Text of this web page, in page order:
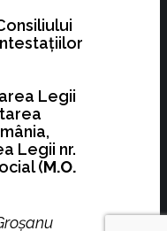
Legii
Legii nr.
(M.O.